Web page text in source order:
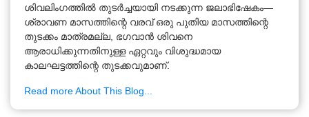
ശിവലിംഗത്തിൽ തുടർച്ചയായി നടക്കുന്ന ജലാഭിഷേകം—
ശ്രാവണ മാസത്തിന്റെ വരവ് ഒരു പുതിയ മാസത്തിന്റെ
തുടക്കം മാത്രമല്ല, ഭഗവാൻ ശിവനെ
ആരാധിക്കുന്നതിനുള്ള ഏറ്റവും വിശുദ്ധമായ
കാലഘട്ടത്തിന്റെ തുടക്കവുമാണ്.
Read more About This Blog...